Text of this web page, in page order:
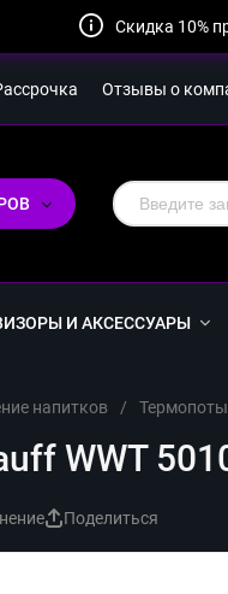
Скидка 10%
Отзывы о
И АКСЕССУАРЫ
напитков / Термопоты
WWT
Поделиться